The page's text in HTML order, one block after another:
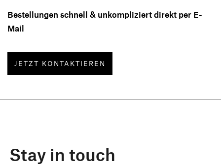
Bestellungen schnell & unkompliziert direkt per E-
Mail
JETZT KONTAKTIEREN
Stay in touch